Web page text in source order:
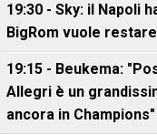
19:30 - Sky: il Napoli
BigRom vuole
19:15 - Beukema:
Allegri è un
ancora in Champions"